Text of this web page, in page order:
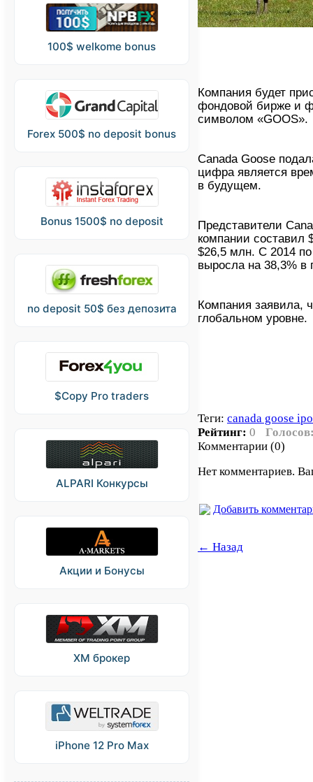
100$ welkome bonus
Forex 500$ no deposit bonus
Bonus 1500$ no deposit
no deposit 50$ без депозита
$Copy Pro traders
ALPARI Конкурсы
Акции и Бонусы
XM брокер
iPhone 12 Pro Max
Компания будет
фондовой бирже и
символом «GOOS».
Canada Goose
цифра является
в будущем.
Представители
компании составил
$26,5 млн. С 2014
выросла на 38,3% в
Компания заявила,
глобальном уровне.
Теги: canada goose ipo
Рейтинг: 0
Комментарии (0)
Нет комментариев.
Добавить
← Назад